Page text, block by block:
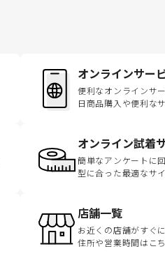
オンラインサー
便利なオンラインサ
日商品購入や便利な
オンライン試着
簡単なアンケートに
型に合った最適なサ
店舗一覧
お近くの店舗がすぐ
住所や営業時間はこ